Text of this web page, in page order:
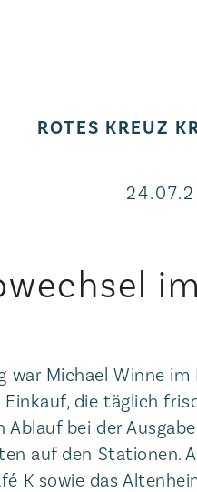
ROTES KREUZ
war Michael Winne im
die täglich
Ablauf bei der
auf den Stationen.
K sowie das